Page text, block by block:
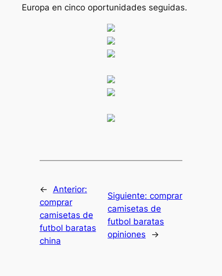
Europa en cinco oportunidades seguidas.
← Anterior:
comprar
camisetas de
futbol baratas
china
Siguiente:comprar
camisetas de
futbol baratas
opiniones
→